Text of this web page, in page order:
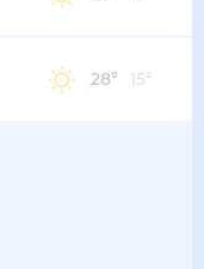
28° 15°